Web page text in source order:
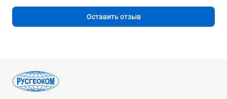
Оставить отзыв